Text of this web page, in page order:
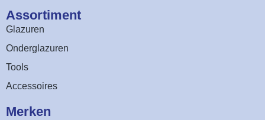
Assortiment​
Glazuren
Onderglazuren
Tools
Accessoires
Merken